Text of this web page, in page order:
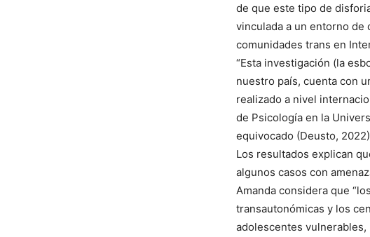
de que este tipo de
vinculada a un entorno de
comunidades trans en
“Esta investigación (la
nuestro país, cuenta con
realizado a nivel
de Psicología en la
equivocado (Deusto,
Los resultados explican
algunos casos con
Amanda considera que
transautonómicas y los
adolescentes